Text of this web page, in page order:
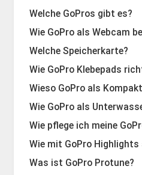
Welche GoPros gibt es?
Wie GoPro als Webcam
Welche Speicherkarte?
Wie GoPro Klebepads
Wieso GoPro als
Wie GoPro als
Wie pflege ich meine
Wie mit GoPro Highlights
Was ist GoPro Protune?